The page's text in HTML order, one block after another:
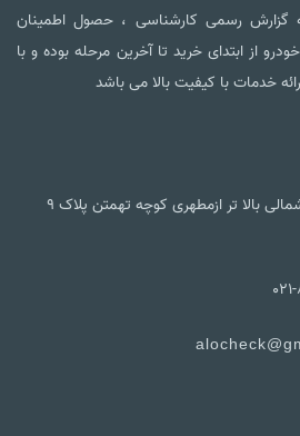
گزارش رسمی کارشناسی ، حصول اطمینان
از ابتدای خرید تا آخرین مرحله بوده و با
خدمات با کیفیت بالا می باشد
سهروردی شمالی بالا تر ازمطهری کوچه تهمتن پلاک ۹